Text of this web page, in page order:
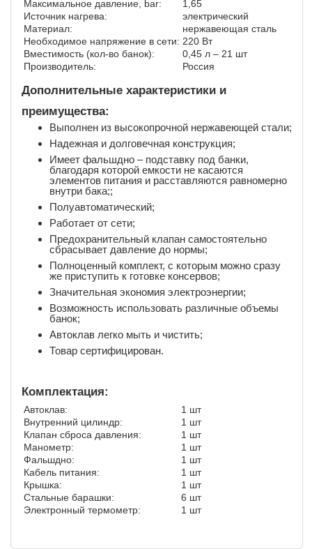
Максимальное давление, bar:
1,65
Источник нагрева:
электрический
Материал:
нержавеющая сталь
Необходимое напряжение в сети: 220 Вт
Вместимость (кол-во банок):
0,45 л – 21 шт
Производитель:
Россия
Дополнительные характеристики и
преимущества:
Выполнен из высокопрочной нержавеющей стали;
Надежная и долговечная конструкция;
Имеет фальшдно – подставку под банки,
благодаря которой емкости не касаются
элементов питания и расставляются равномерно
внутри бака;;
Полуавтоматический;
Работает от сети;
Предохранительный клапан самостоятельно
сбрасывает давление до нормы;
Полноценный комплект, с которым можно сразу
же приступить к готовке консервов;
Значительная экономия электроэнергии;
Возможность использовать различные объемы
банок;
Автоклав легко мыть и чистить;
Товар сертифицирован.
Комплектация:
Автоклав:
1 шт
Внутренний цилиндр:
1 шт
Клапан сброса давления:
1 шт
Манометр:
1 шт
Фальшдно:
1 шт
Кабель питания:
1 шт
Крышка:
1 шт
Стальные барашки:
6 шт
Электронный термометр:
1 шт